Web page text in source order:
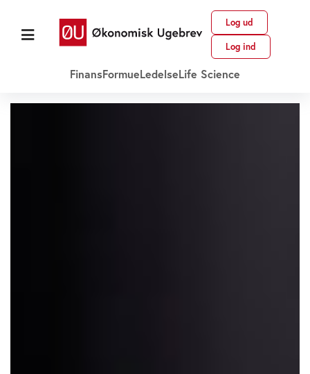
Log ud
Log ind
FinansFormueLedelseLife Science